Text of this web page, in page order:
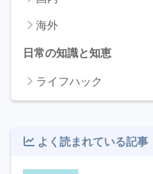
海外
日常の知識と知恵
ライフハック
よく読まれている記事